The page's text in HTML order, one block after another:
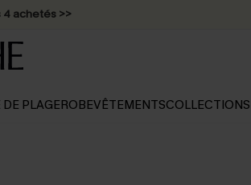
4 achetés >>
PLAGEROBEVÊTEMENTSCOLLECTIONS